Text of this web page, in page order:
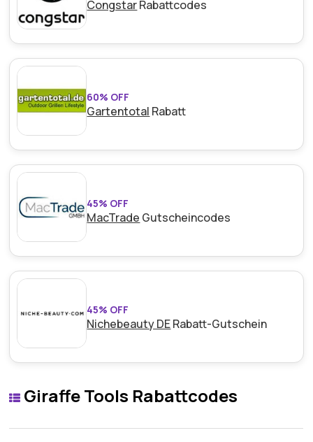
CongstarRabattcodes
60% OFF
Gartentotal Rabatt
45% OFF
MacTrade Gutscheincodes
45% OFF
Nichebeauty DERabatt-Gutschein
Giraffe Tools Rabattcodes